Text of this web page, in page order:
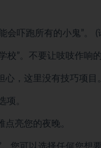
会吓跑所有的小鬼”。
校”。不要让吱吱作响
心，这里没有技巧项目
项。
亮您的夜晚。